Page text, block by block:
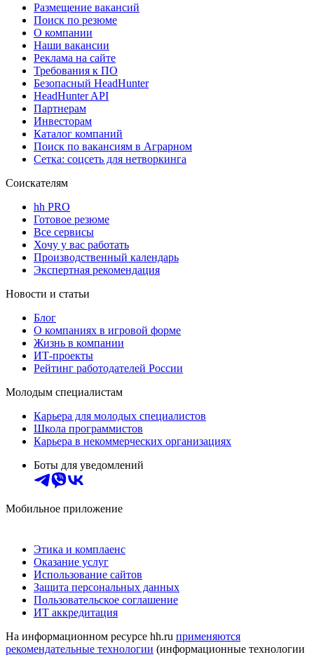
Размещение вакансий
Поиск по резюме
О компании
Наши вакансии
Реклама на сайте
Требования к ПО
Безопасный HeadHunter
HeadHunter API
Партнерам
Инвесторам
Каталог компаний
Поиск по вакансиям в Аграрном
Сетка: соцсеть для нетворкинга
Соискателям
hh PRO
Готовое резюме
Все сервисы
Хочу у вас работать
Производственный календарь
Экспертная рекомендация
Новости и статьи
Блог
О компаниях в игровой форме
Жизнь в компании
ИТ-проекты
Рейтинг работодателей России
Молодым специалистам
Карьера для молодых специалистов
Школа программистов
Карьера в некоммерческих организациях
Боты для уведомлений
Мобильное приложение
Этика и комплаенс
Оказание услуг
Использование сайтов
Защита персональных данных
Пользовательское соглашение
ИТ аккредитация
На информационном ресурсе hh.ru применяются
рекомендательные технологии (информационные технологии